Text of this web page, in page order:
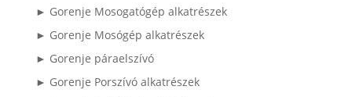
► Gorenje Mosogatógép alkatrészek
► Gorenje Mosógép alkatrészek
► Gorenje páraelszívó
► Gorenje Porszívó alkatrészek